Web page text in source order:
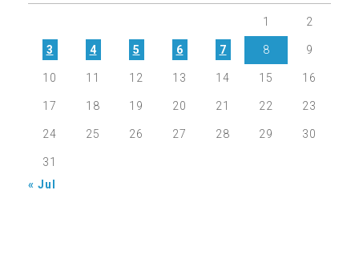
1 2
3 4 5 6 7 8 9
10 11 12 13 14 15 16
17 18 19 20 21 22 23
24 25 26 27 28 29 30
31
« Jul